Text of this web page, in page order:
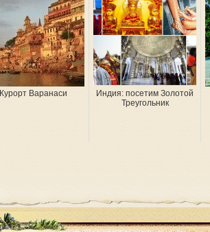
Курорт Варанаси
Индия: посетим Золотой
Треугольник